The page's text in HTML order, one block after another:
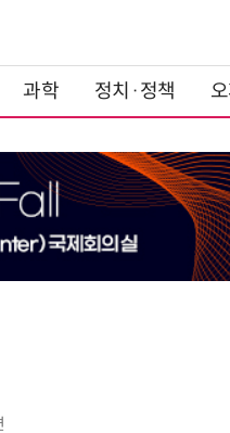
과학 정치·정책